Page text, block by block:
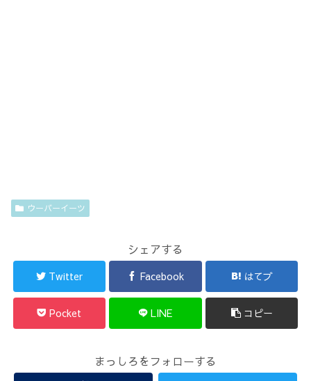
ウーバーイーツ
シェアする
Twitter Facebook はてブ
Pocket LINE コピー
まっしろをフォローする